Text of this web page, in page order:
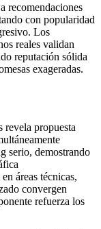
recomendaciones
con popularidad
Los
reales validan
reputación sólida
exageradas.
revela propuesta
serio, demostrando
áreas técnicas,
convergen
refuerza los